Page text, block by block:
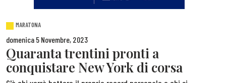
MARATONA
domenica 5 Novembre, 2023
Quaranta trentini pronti a
conquistare New York di corsa